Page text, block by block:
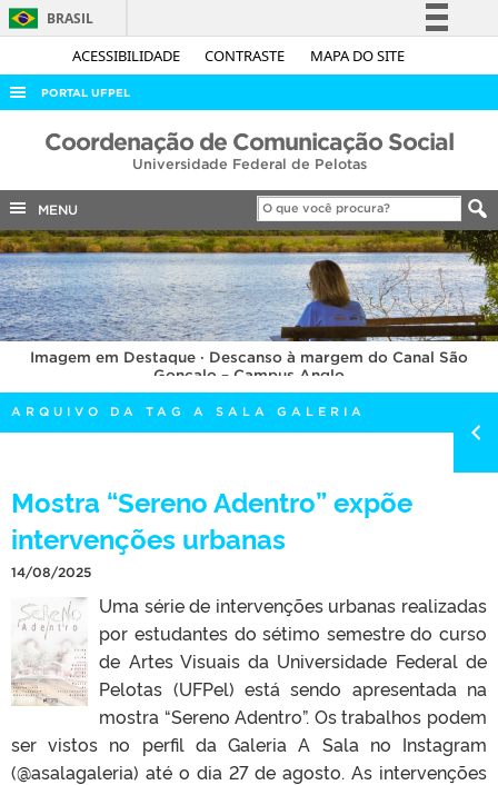
ACESSIBILIDADE CONTRASTE MAPA DO SITE
BRASIL
Simplifique!
Acesso à informação
Legislação
Canais
PORTAL UFPEL
ACESSO À INFORMAÇÃO
COBALTO
CONCURSOS
EDITAIS
INTERNACIONAL
OUVIDORIA
PORTARIAS
TELEFONES
Coordenação de Comunicação Social
Universidade Federal de Pelotas
MENU
Imagem em Destaque · Descanso à margem do Canal São
Gonçalo – Campus Anglo
ARQUIVO DA TAG A SALA GALERIA
Mostra “Sereno Adentro” expõe
intervenções urbanas
14/08/2025
Uma série de intervenções urbanas realizadas
por estudantes do sétimo semestre do curso
de Artes Visuais da Universidade Federal de
Pelotas (UFPel) está sendo apresentada na
mostra “Sereno Adentro”. Os trabalhos podem
ser vistos no perfil da Galeria A Sala no Instagram
(@asalagaleria) até o dia 27 de agosto. As intervenções